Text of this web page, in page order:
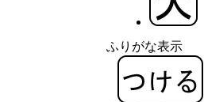
ふりがな表示